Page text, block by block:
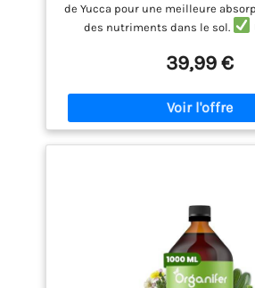
de Yucca pour une meilleure
des nutriments dans le sol.
seulement une petite quantité
DE L'IRRIGATION : Réduit le
augmentant l'efficacité de
les besoins en eau.
SOUTIENT
Aide à maintenir l'humidité
d'extraits de Yucca, une solution
pour améliorer la gestion
39,99 €